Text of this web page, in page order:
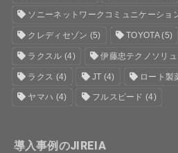
ソニーネットワークコミュニケーショ
クレディセゾン (5) TOYOTA(5)
ラクスル (4) 伊藤忠テクノソリ
ラクス (4) JT (4) ロート製
ヤマハ (4) フルスピード (4)
導入事例のJIREIA